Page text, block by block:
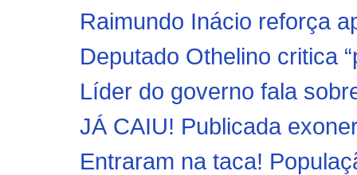
Raimundo Inácio reforça
Deputado Othelino critica
Líder do governo fala
JÁ CAIU! Publicada
Entraram na taca!